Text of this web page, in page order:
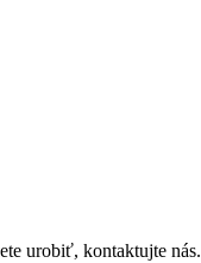
urobiť, kontaktujte nás.